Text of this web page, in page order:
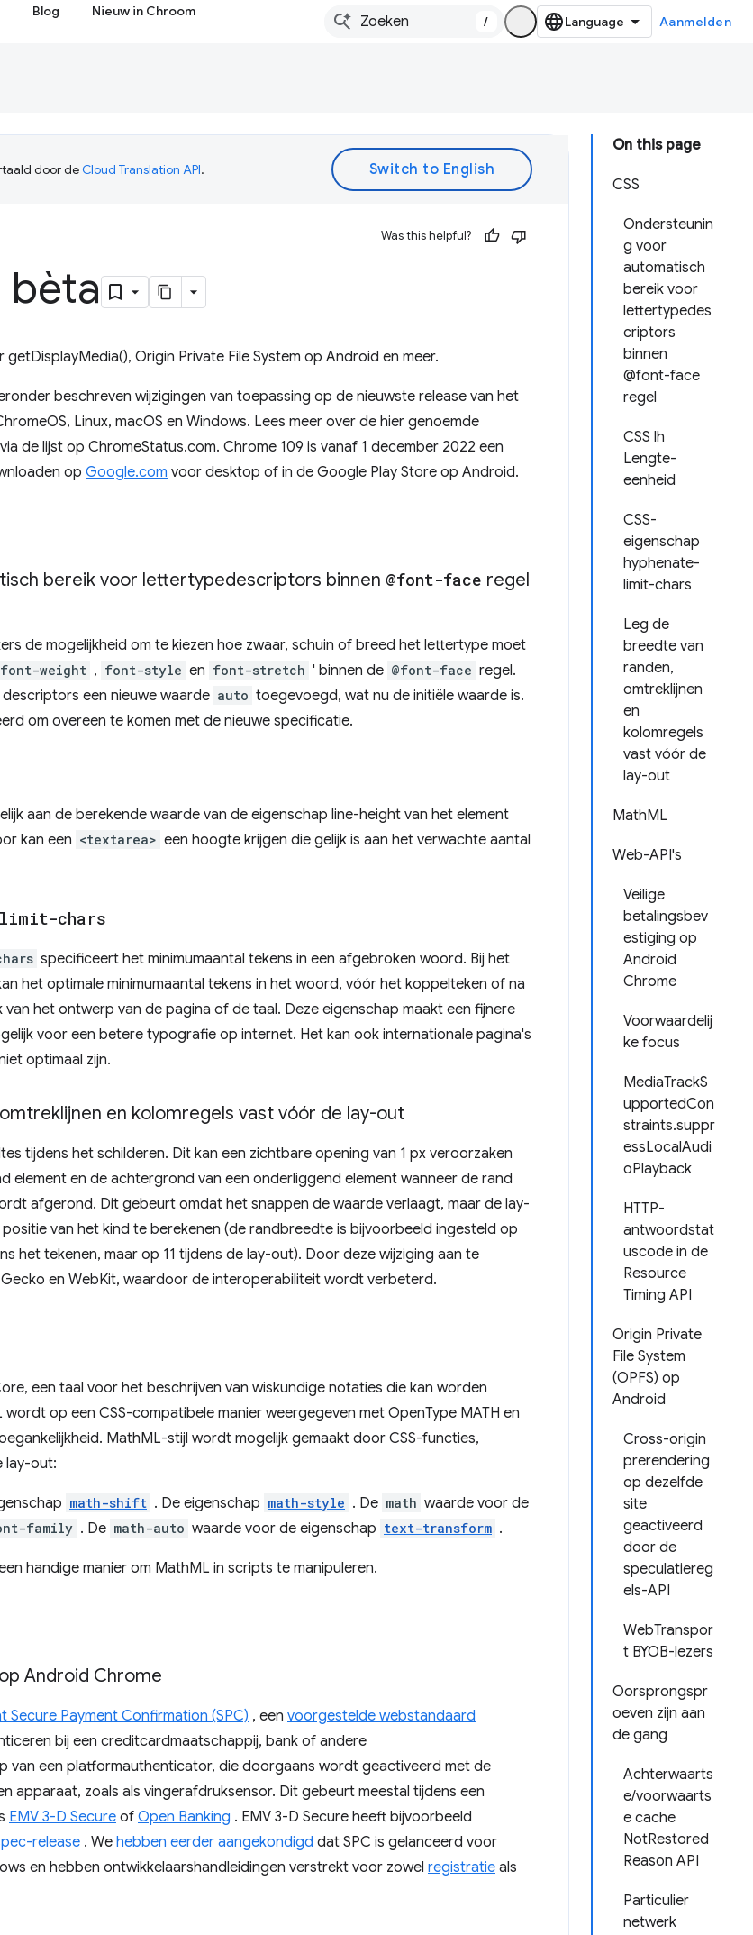
Blog Nieuw in Chroom
/ Aanmelden
On this page
CSS
Ondersteunin
g voor
automatisch
bereik voor
lettertypedes
criptors
binnen
@font-face
regel
CSS lh
Lengte-
eenheid
CSS-
eigenschap
hyphenate-
limit-chars
Leg de
breedte van
randen,
omtreklijnen
en
kolomregels
vast vóór de
lay-out
MathML
Web-API's
Veilige
betalingsbev
estiging op
Android
Chrome
Voorwaardelij
ke focus
MediaTrackS
upportedCon
straints.suppr
essLocalAudi
oPlayback
HTTP-
antwoordstat
uscode in de
Resource
Timing API
Origin Private
File System
(OPFS) op
Android
Cross-origin
prerendering
op dezelfde
site
geactiveerd
door de
speculatiereg
els-API
WebTranspor
t BYOB-lezers
Oorsprongspr
oeven zijn aan
de gang
Achterwaarts
e/voorwaarts
e cache
NotRestored
Reason API
Particulier
netwerk
door deCloud Translation API.
Was this helpful?
bèta
Origin Private File System op Android en meer.
beschreven wijzigingen van toepassing op de nieuwste release van het
Linux, macOS en Windows. Lees meer over de hier genoemde
de lijst op ChromeStatus.com. Chrome 109 is vanaf 1 december 2022 een
op Google.com voor desktop of in de Google Play Store op Android.
bereik voor lettertypedescriptors binnen @font-face regel
de mogelijkheid om te kiezen hoe zwaar, schuin of breed het lettertype moet
font-weight , font-style en font-stretch ' binnen de @font-face regel.
een nieuwe waarde auto toegevoegd, wat nu de initiële waarde is.
om overeen te komen met de nieuwe specificatie.
aan de berekende waarde van de eigenschap line-height van het element
kan een <textarea> een hoogte krijgen die gelijk is aan het verwachte aantal
limit-chars
specificeert het minimumaantal tekens in een afgebroken woord. Bij het
het optimale minimumaantal tekens in het woord, vóór het koppelteken of na
het ontwerp van de pagina of de taal. Deze eigenschap maakt een fijnere
voor een betere typografie op internet. Het kan ook internationale pagina's
optimaal zijn.
omtreklijnen en kolomregels vast vóór de lay-out
tijdens het schilderen. Dit kan een zichtbare opening van 1 px veroorzaken
element en de achtergrond van een onderliggend element wanneer de rand
afgerond. Dit gebeurt omdat het snappen de waarde verlaagt, maar de lay-
van het kind te berekenen (de randbreedte is bijvoorbeeld ingesteld op
het tekenen, maar op 11 tijdens de lay-out). Door deze wijziging aan te
en WebKit, waardoor de interoperabiliteit wordt verbeterd.
een taal voor het beschrijven van wiskundige notaties die kan worden
wordt op een CSS-compatibele manier weergegeven met OpenType MATH en
MathML-stijl wordt mogelijk gemaakt door CSS-functies,
lay-out:
math-shift . De eigenschap math-style . De math waarde voor de
family . De math-auto waarde voor de eigenschap text-transform .
handige manier om MathML in scripts te manipuleren.
Android Chrome
Payment Confirmation (SPC) , een voorgestelde webstandaard
bij een creditcardmaatschappij, bank of andere
van een platformauthenticator, die doorgaans wordt geactiveerd met de
apparaat, zoals als vingerafdruksensor. Dit gebeurt meestal tijdens een
EMV 3-D Secure of Open Banking . EMV 3-D Secure heeft bijvoorbeeld
release . We hebben eerder aangekondigd dat SPC is gelanceerd voor
en hebben ontwikkelaarshandleidingen verstrekt voor zowel registratie als